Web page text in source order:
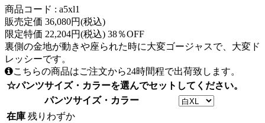
商品コード : a5xl1
販売定価 36,080円(税込)
限定特価 22,204円(税込) 38％OFF
裏側の金地が動きや座られた時に大変ゴージャスで、大変ド
レッシーです。
こちらの商品はご注文から24時間程で出荷致します。
☆パンツサイズ・カラーを選んでセットしてください。
パンツサイズ・カラー
在庫 残りわずか